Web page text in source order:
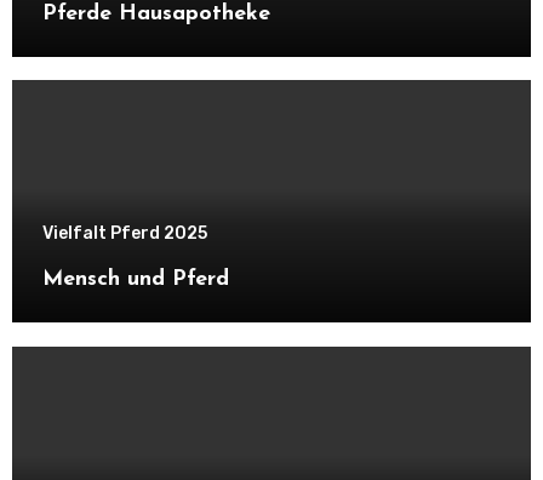
Pferde Hausapotheke
Vielfalt Pferd 2025
Mensch und Pferd